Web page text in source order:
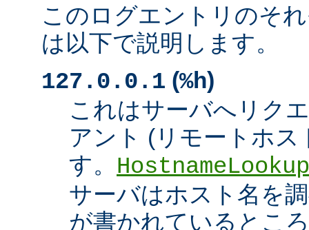
このログエントリのそ
は以下で説明します。
127.0.0.1 (%h)
これはサーバへリク
アント (リモートホ
す。
サーバはホスト名を
が書かれているとこ